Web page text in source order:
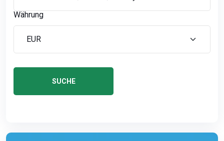
Währung
SUCHE